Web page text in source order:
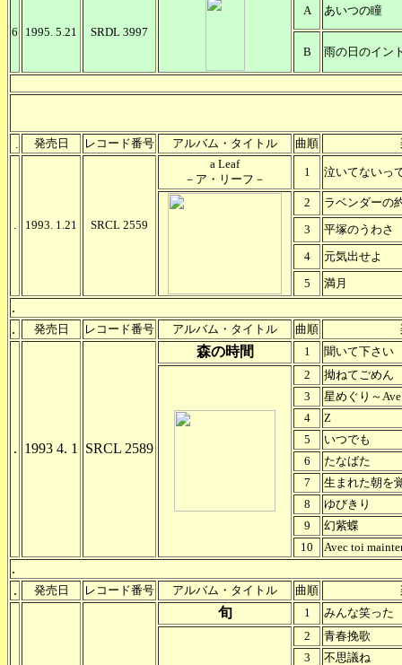
6 1995. 5.21 SRDL 3997
A あいつの瞳
B 雨の日のイン
発売日 レコード番号 アルバム・タイトル 曲順
1993. 1.21 SRCL 2559
a Leaf
－ア・リーフ－
1 泣いてないっ
2
ラベンダーの
3
平塚のうわさ
4
元気出せよ
5
満月
.
.
発売日 レコード番号 アルバム・タイトル 曲順
. 1993 4. 1 SRCL 2589
森の時間 1
聞いて下さい
2
拗ねてごめん
3
星めぐり～
4
Z
5
いつでも
6
たなばた
7
生まれた朝を
8
ゆびきり
9
幻紫蝶
10
Avec toi
.
.
発売日 レコード番号 アルバム・タイトル 曲順
旬 1
みんな笑った
2
青春挽歌
3
不思議ね